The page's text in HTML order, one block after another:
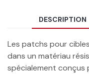
DESCRIPTION
Les patchs pour
dans un matériau
spécialement conçus